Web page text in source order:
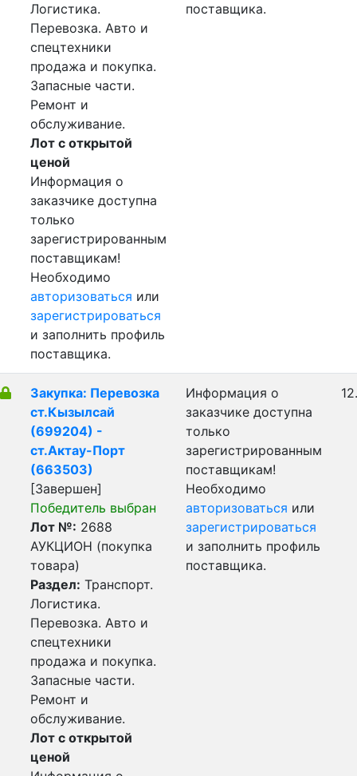
Логистика.
Перевозка. Авто и
спецтехники
продажа и покупка.
Запасные части.
Ремонт и
обслуживание.
Лот с открытой
ценой
Информация о
заказчике доступна
только
зарегистрированным
поставщикам!
Необходимо
авторизоваться или
зарегистрироваться
и заполнить профиль
поставщика.
поставщика.
Закупка: Перевозка
ст.Кызылсай
(699204) -
ст.Актау-Порт
(663503)
[Завершен]
Победитель выбран
Лот №: 2688
АУКЦИОН (покупка
товара)
Раздел: Транспорт.
Логистика.
Перевозка. Авто и
спецтехники
продажа и покупка.
Запасные части.
Ремонт и
обслуживание.
Лот с открытой
ценой
Информация о
заказчике доступна
только
зарегистрированным
поставщикам!
Необходимо
авторизоваться или
зарегистрироваться
и заполнить профиль
поставщика.